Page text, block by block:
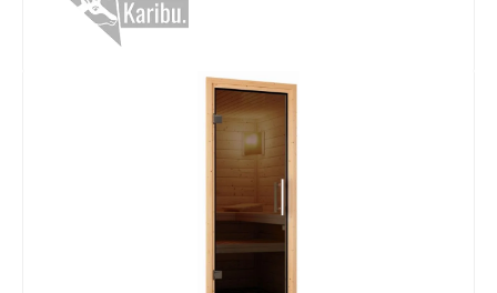
Bildergalerie überspringen